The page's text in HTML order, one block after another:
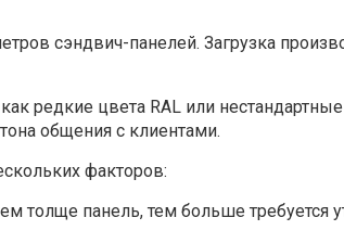
сэндвич-панелей. Загрузка
редкие цвета RAL или
общения с клиентами.
факторов:
толще панель, тем больше требуется